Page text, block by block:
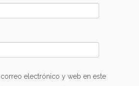
electrónico y web en este